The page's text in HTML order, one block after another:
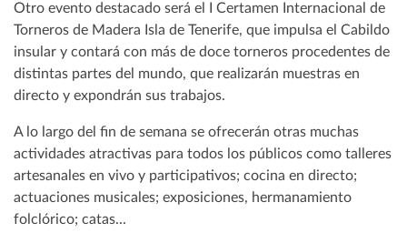
Otro evento destacado será el I Certamen Internacional de
Torneros de Madera Isla de Tenerife, que impulsa el Cabildo
insular y contará con más de doce torneros procedentes de
distintas partes del mundo, que realizarán muestras en
directo y expondrán sus trabajos.
A lo largo del fin de semana se ofrecerán otras muchas
actividades atractivas para todos los públicos como talleres
artesanales en vivo y participativos; cocina en directo;
actuaciones musicales; exposiciones, hermanamiento
folclórico; catas...